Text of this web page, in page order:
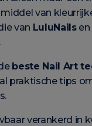
van
van LuluNailsen
beste Nail Art
praktische tips
verankerd in